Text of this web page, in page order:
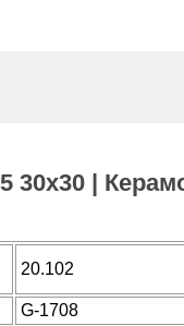
30x30 |
20.102
G-1708